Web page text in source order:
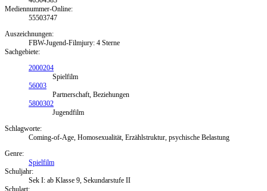
Mediennummer-Online:
55503747
Auszeichnungen:
FBW-Jugend-Filmjury: 4 Sterne
Sachgebiete:
2000204
Spielfilm
56003
Partnerschaft, Beziehungen
5800302
Jugendfilm
Schlagworte:
Coming-of-Age, Homosexualität, Erzählstruktur, psychische Belastung
Genre:
Spielfilm
Schuljahr:
Sek I: ab Klasse 9, Sekundarstufe II